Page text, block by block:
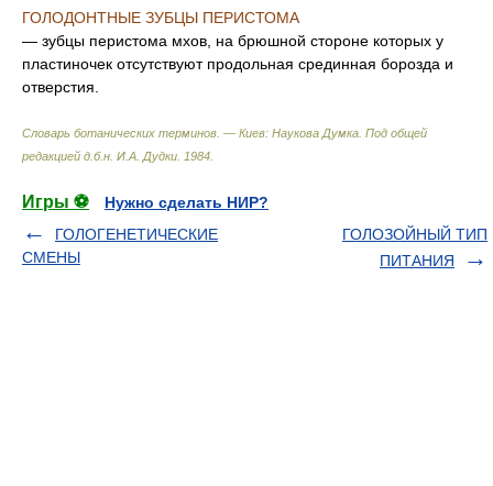
ГОЛОДОНТНЫЕ ЗУБЦЫ ПЕРИСТОМА
— зубцы перистома мхов, на брюшной стороне которых у
пластиночек отсутствуют продольная срединная борозда и
отверстия.
Словарь ботанических терминов. — Киев: Наукова Думка Под общей
редакцией д.б.н. И.А. Дудки 1984
Игры ⚽
Нужно сделать НИР?
ГОЛОГЕНЕТИЧЕСКИЕ
СМЕНЫ
ГОЛОЗОЙНЫЙ ТИП
ПИТАНИЯ